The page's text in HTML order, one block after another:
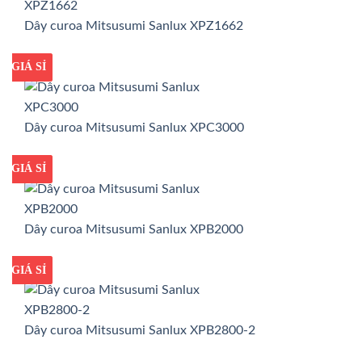
Dây curoa Mitsusumi Sanlux XPZ1662
GIÁ TỐT
GIÁ SỈ
Dây curoa Mitsusumi Sanlux XPC3000
GIÁ TỐT
GIÁ SỈ
Dây curoa Mitsusumi Sanlux XPB2000
GIÁ TỐT
GIÁ SỈ
Dây curoa Mitsusumi Sanlux XPB2800-2